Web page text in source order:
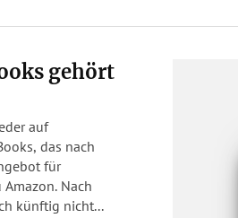
gehört
auf
das nach
für
Nach
künftig nicht...